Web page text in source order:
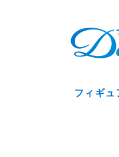
フィギ